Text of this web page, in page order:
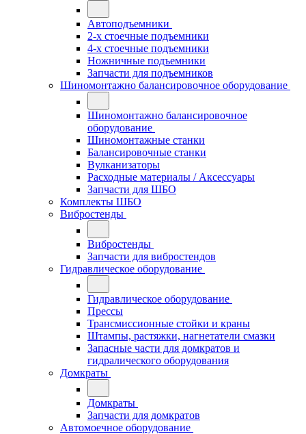
Автоподъемники
2-х стоечные подъемники
4-х стоечные подъемники
Ножничные подъемники
Запчасти для подъемников
Шиномонтажно балансировочное оборудование
Шиномонтажно балансировочное
оборудование
Шиномонтажные станки
Балансировочные станки
Вулканизаторы
Расходные материалы / Аксессуары
Запчасти для ШБО
Комплекты ШБО
Вибростенды
Вибростенды
Запчасти для вибростендов
Гидравлическое оборудование
Гидравлическое оборудование
Прессы
Трансмиссионные стойки и краны
Штампы, растяжки, нагнетатели смазки
Запасные части для домкратов и
гидралического оборудования
Домкраты
Домкраты
Запчасти для домкратов
Автомоечное оборудование